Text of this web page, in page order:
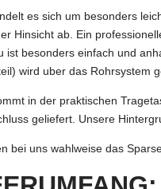
es sich um besonders
Hinsicht ab. Ein
ist besonders einfach und
wird uber das Rohrsystem
in der praktischen
geliefert. Unsere
bei uns wahlweise das